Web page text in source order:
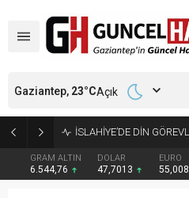
GAZİANTEP’TE
GRAM ALTIN
6.544,76
DOLAR
47,7013
EURO
Gaziantep, 23°CAçık